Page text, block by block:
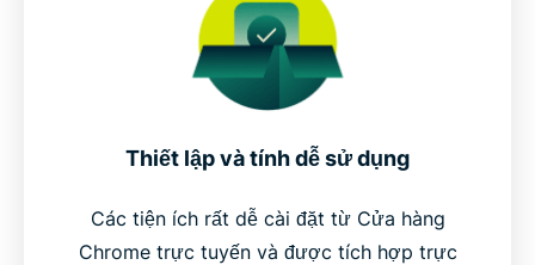
Thiết lập và tính dễ sử dụng
Các tiện ích rất dễ cài đặt từ Cửa hàng
Chrome trực tuyến và được tích hợp trực